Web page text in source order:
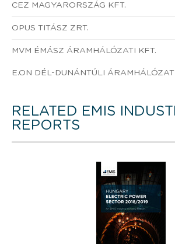
CEZ MAGYARORSZÁG KFT.
OPUS TITÁSZ ZRT.
MVM ÉMÁSZ ÁRAMHÁLÓZATI KFT.
E.ON DÉL-DUNÁNTÚLI
RELATED EMIS
REPORTS